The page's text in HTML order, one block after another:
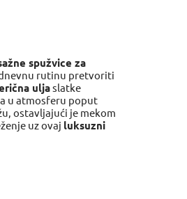
spužvice za
rutinu pretvoriti
uljaslatke
u atmosferu poput
ostavljajući je mekom
uz ovaj luksuzni